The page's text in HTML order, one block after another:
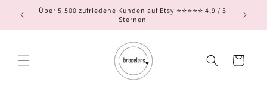
zum
Über 5.500 zufriedene Kunden auf Etsy ⭐⭐⭐⭐⭐ 4,9 / 5
Sternen
Warenkorb